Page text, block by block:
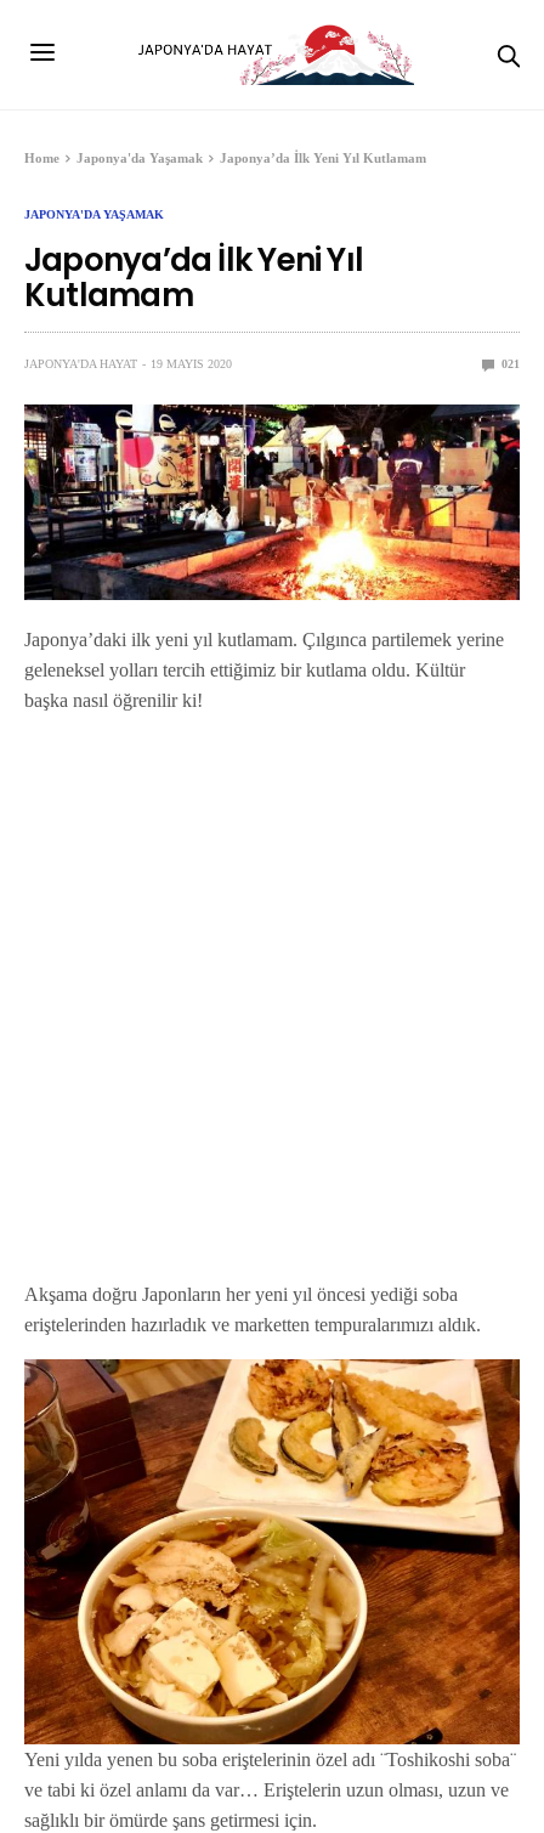
Home Japonya'da Yaşamak Japonya’da İlk Yeni Yıl Kutlamam
JAPONYA'DA YAŞAMAK
Japonya’da İlk Yeni Yıl
Kutlamam
JAPONYA'DA HAYAT 19 MAYIS 2020 021
Japonya’daki ilk yeni yıl kutlamam. Çılgınca partilemek yerine
geleneksel yolları tercih ettiğimiz bir kutlama oldu. Kültür
başka nasıl öğrenilir ki!
Akşama doğru Japonların her yeni yıl öncesi yediği soba
eriştelerinden hazırladık ve marketten tempuralarımızı aldık.
Yeni yılda yenen bu soba eriştelerinin özel adı ¨Toshikoshi soba¨
ve tabi ki özel anlamı da var… Eriştelerin uzun olması, uzun ve
sağlıklı bir ömürde şans getirmesi için.